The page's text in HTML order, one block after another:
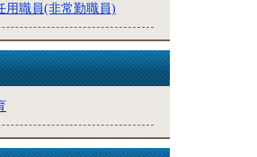
用職員(非常勤職員)